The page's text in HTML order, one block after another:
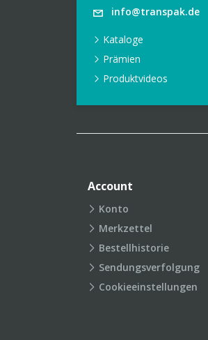
info@transpak.de
Kataloge
Prämien
Produktvideos
Account
Konto
Merkzettel
Bestellhistorie
Sendungsverfolgung
Cookieeinstellungen